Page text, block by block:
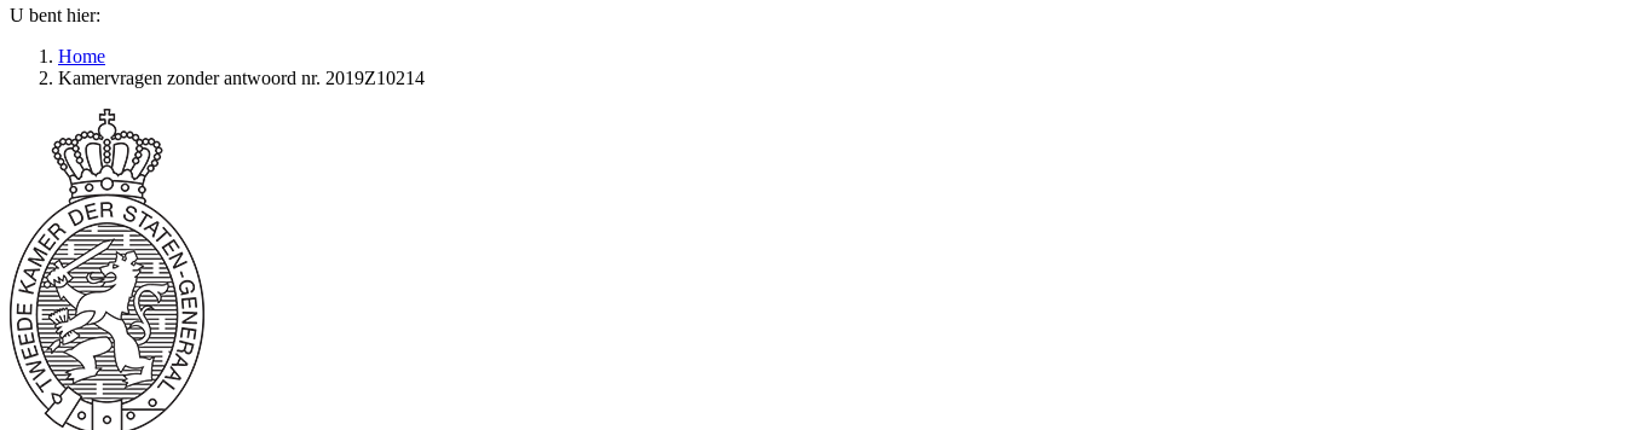
U bent hier:
Home
Kamervragen zonder antwoord nr. 2019Z10214